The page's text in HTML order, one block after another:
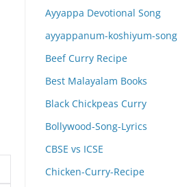
Ayyappa Devotional Song
ayyappanum-koshiyum-song
Beef Curry Recipe
Best Malayalam Books
Black Chickpeas Curry
Bollywood-Song-Lyrics
CBSE vs ICSE
Chicken-Curry-Recipe